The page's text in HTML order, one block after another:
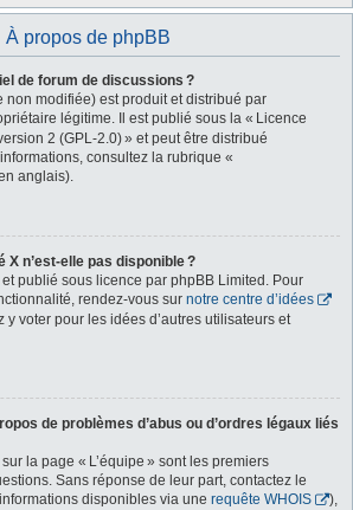
À propos de phpBB
de forum de discussions ?
non modifiée) est produit et distribué par
légitime. Il est publié sous la « Licence
2 (GPL-2.0) » et peut être distribué
consultez la rubrique «
anglais).
X n’est-elle pas disponible ?
publié sous licence par phpBB Limited. Pour
rendez-vous sur notre centre d’idées
voter pour les idées d’autres utilisateurs et
de problèmes d’abus ou d’ordres légaux liés
la page « L’équipe » sont les premiers
Sans réponse de leur part, contactez le
disponibles via une requête WHOIS
),